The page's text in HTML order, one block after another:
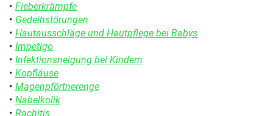
Fieberkrämpfe
Gedeihstörungen
Hautausschläge und Hautpflege bei Babys
Impetigo
Infektionsneigung bei Kindern
Kopfläuse
Magenpförtnerenge
Nabelkolik
Rachitis